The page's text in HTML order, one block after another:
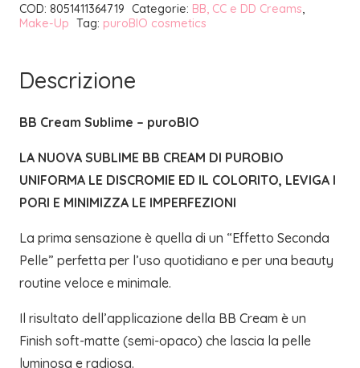
COD: 8051411364719 Categorie: BB, CC e DD Creams
Make-Up Tag: puroBIO cosmetics
Descrizione
BB Cream Sublime – puroBIO
LA NUOVA SUBLIME BB CREAM DI PUROBIO
UNIFORMA LE DISCROMIE ED IL COLORITO, LEVIGA I
PORI E MINIMIZZA LE IMPERFEZIONI
La prima sensazione è quella di un “Effetto Seconda
Pelle” perfetta per l’uso quotidiano e per una beauty
routine veloce e minimale.
Il risultato dell’applicazione della BB Cream è un
Finish soft-matte (semi-opaco) che lascia la pelle
luminosa e radiosa.